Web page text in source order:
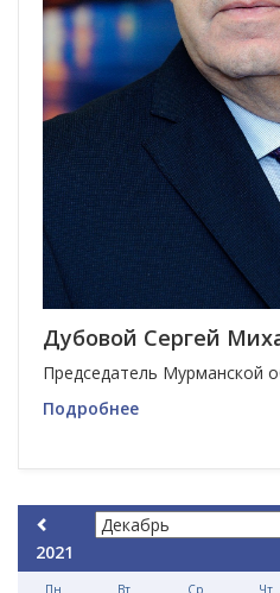
Дубовой Сергей
Председатель Мурманской
Подробнее
2021